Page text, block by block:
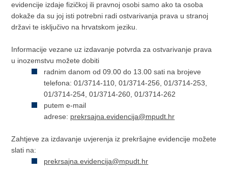
evidencije izdaje fizičkoj ili pravnoj osobi samo ako ta osoba
dokaže da su joj isti potrebni radi ostvarivanja prava u stranoj
državi te isključivo na hrvatskom jeziku.
Informacije vezane uz izdavanje potvrda za ostvarivanje prava
u inozemstvu možete dobiti
radnim danom od 09.00 do 13.00 sati na brojeve
telefona: 01/3714-110, 01/3714-256, 01/3714-253,
01/3714-254, 01/3714-260, 01/3714-262
putem e-mail
adrese: prekrsajna.evidencija@mpudt.hr
Zahtjeve za izdavanje uvjerenja iz prekršajne evidencije možete
slati na:
prekrsajna.evidencija@mpudt.hr